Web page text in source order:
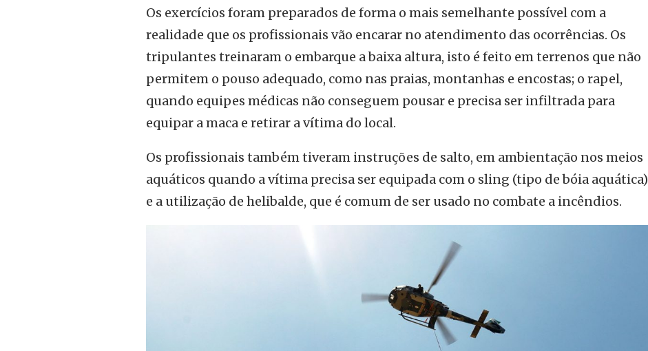
Os exercícios foram preparados de forma o mais semelhante possível com a
realidade que os profissionais vão encarar no atendimento das ocorrências. Os
tripulantes treinaram o embarque a baixa altura, isto é feito em terrenos que não
permitem o pouso adequado, como nas praias, montanhas e encostas; o rapel,
quando equipes médicas não conseguem pousar e precisa ser infiltrada para
equipar a maca e retirar a vítima do local.
Os profissionais também tiveram instruções de salto, em ambientação nos meios
aquáticos quando a vítima precisa ser equipada com o sling (tipo de bóia aquática)
e a utilização de helibalde, que é comum de ser usado no combate a incêndios.